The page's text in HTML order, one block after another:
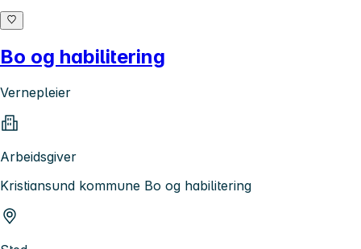
Bo og habilitering
Vernepleier
Arbeidsgiver
Kristiansund kommune Bo og habilitering